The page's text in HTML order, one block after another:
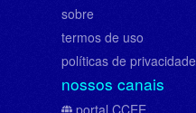
sobre
termos de uso
políticas de privacidade
nossos canais
portal CCEE